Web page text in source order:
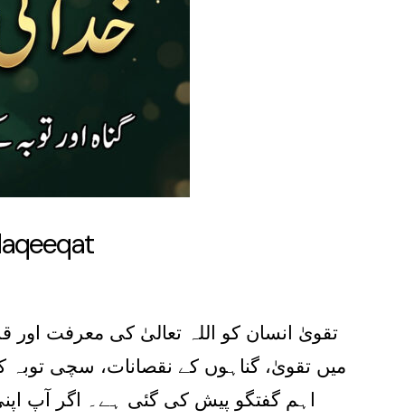
تقویٰ انسان کو اللہ تعالیٰ کی معرفت
میں تقویٰ، گناہوں کے نقصانات، سچی
اہم گفتگو پیش کی گئی ہے۔ اگر آپ